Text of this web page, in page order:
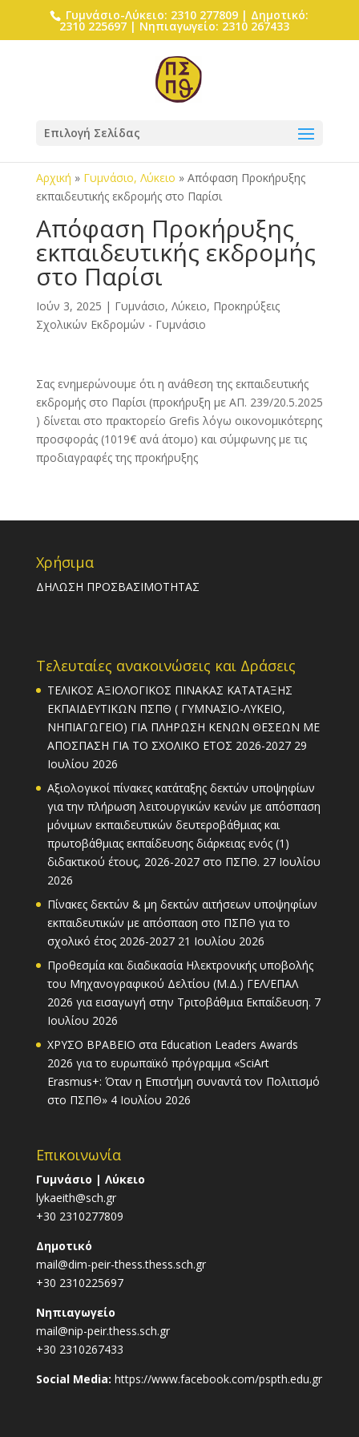
Γυμνάσιο-Λύκειο: 2310 277809 | Δημοτικό:
2310 225697 | Νηπιαγωγείο: 2310 267433
Επιλογή Σελίδας
Αρχική » Γυμνάσιο, Λύκειο » Απόφαση Προκήρυξης
εκπαιδευτικής εκδρομής στο Παρίσι
Απόφαση Προκήρυξης
εκπαιδευτικής εκδρομής
στο Παρίσι
Ιούν 3, 2025 | Γυμνάσιο, Λύκειο, Προκηρύξεις
Σχολικών Εκδρομών - Γυμνάσιο
Σας ενημερώνουμε ότι η ανάθεση της εκπαιδευτικής
εκδρομής στο Παρίσι(προκήρυξη με ΑΠ. 239/20.5.2025
) δίνεται στο πρακτορείο Grefis λόγω οικονομικότερης
προσφοράς (1019€ ανά άτομο) και σύμφωνης με τις
προδιαγραφές της προκήρυξης
Χρήσιμα
ΔΗΛΩΣΗ ΠΡΟΣΒΑΣΙΜΟΤΗΤΑΣ
Τελευταίες ανακοινώσεις και Δράσεις
ΤΕΛΙΚΟΣ ΑΞΙΟΛΟΓΙΚΟΣ ΠΙΝΑΚΑΣ ΚΑΤΑΤΑΞΗΣ
ΕΚΠΑΙΔΕΥΤΙΚΩΝ ΠΣΠΘ ( ΓΥΜΝΑΣΙΟ-ΛΥΚΕΙΟ,
ΝΗΠΙΑΓΩΓΕΙΟ) ΓΙΑ ΠΛΗΡΩΣΗ ΚΕΝΩΝ ΘΕΣΕΩΝ ΜΕ
ΑΠΟΣΠΑΣΗ ΓΙΑ ΤΟ ΣΧΟΛΙΚΟ ΕΤΟΣ 2026-2027 29
Ιουλίου 2026
Αξιολογικοί πίνακες κατάταξης δεκτών υποψηφίων
για την πλήρωση λειτουργικών κενών με απόσπαση
μόνιμων εκπαιδευτικών δευτεροβάθμιας και
πρωτοβάθμιας εκπαίδευσης διάρκειας ενός (1)
διδακτικού έτους, 2026-2027 στο ΠΣΠΘ. 27 Ιουλίου
2026
Πίνακες δεκτών & μη δεκτών αιτήσεων υποψηφίων
εκπαιδευτικών με απόσπαση στο ΠΣΠΘ για το
σχολικό έτος 2026-2027 21 Ιουλίου 2026
Προθεσμία και διαδικασία Ηλεκτρονικής υποβολής
του Μηχανογραφικού Δελτίου (Μ.Δ.) ΓΕΛ/ΕΠΑΛ
2026 για εισαγωγή στην Τριτοβάθμια Εκπαίδευση. 7
Ιουλίου 2026
ΧΡΥΣΟ ΒΡΑΒΕΙΟ στα Education Leaders Awards
2026 για το ευρωπαϊκό πρόγραμμα «SciArt
Erasmus+: Όταν η Επιστήμη συναντά τον Πολιτισμό
στο ΠΣΠΘ» 4 Ιουλίου 2026
Επικοινωνία
Γυμνάσιο | Λύκειο
lykaeith@sch.gr
+30 2310277809
Δημοτικό
mail@dim-peir-thess.thess.sch.gr
+30 2310225697
Νηπιαγωγείο
mail@nip-peir.thess.sch.gr
+30 2310267433
Social Media: https://www.facebook.com/pspth.edu.gr